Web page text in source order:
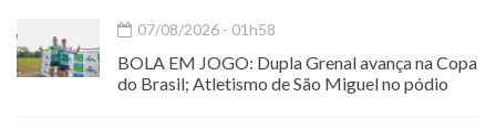
07/08/2026 - 01h58
BOLA EM JOGO: Dupla Grenal avança na Copa
do Brasil; Atletismo de São Miguel no pódio